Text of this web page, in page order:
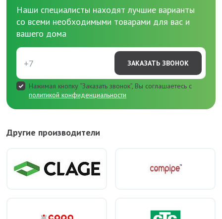
Наши специалисты находят лучшие варианты
со всеми необходимыми товарами для вас и
вашего дома
ЗАКАЗАТЬ ЗВОНОК
Нажимая кнопку “Заказать звонок”, Вы соглашаетесь с
политикой конфиденциальности
Другие производители